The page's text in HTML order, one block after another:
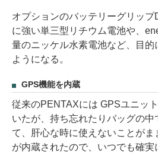
オプションのバッテリーグリッ
に強い単三型リチウム電池や、
量のニッケル水素電池など、目的
ようになる。
GPS機能を内蔵
従来のPENTAXには GPSユニッ
いたが、持ち忘れたりバッグの中
て、肝心な時に使えないことがま
が内蔵されたので、いつでも確実